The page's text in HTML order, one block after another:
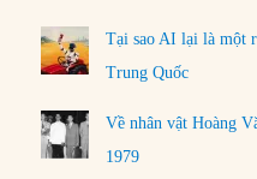
Tại sao AI lại là một
Trung Quốc
Về nhân vật Hoàng
1979